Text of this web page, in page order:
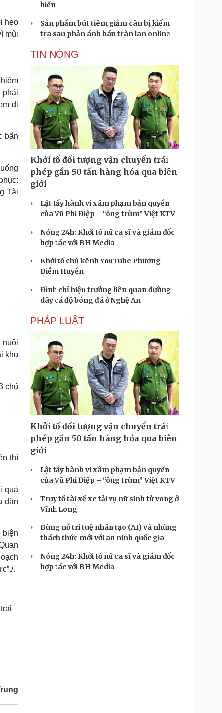
heo
mùi
phải
đi
bẩn
Tài
nuôi
khu
chủ
thì
quá
dân
biện
.
hiến
Sản phẩm bút tiêm giảm cân bị kiểm
tra sau phản ánh bán tràn lan online
TIN NÓNG
Khởi tố đối tượng vận chuyển trái
phép gần 50 tấn hàng hóa qua biên
giới
Lật tẩy hành vi xâm phạm bản quyền
của Vũ Phi Điệp – “ông trùm” Việt KTV
Nóng 24h: Khởi tố nữ ca sĩ và giám đốc
hợp tác với BH Media
Khởi tố chủ kênh YouTube Phương
Diễm Huyền
Đình chỉ hiệu trưởng liên quan đường
dây cá độ bóng đá ở Nghệ An
PHÁP LUẬT
Khởi tố đối tượng vận chuyển trái
phép gần 50 tấn hàng hóa qua biên
giới
Lật tẩy hành vi xâm phạm bản quyền
của Vũ Phi Điệp – “ông trùm” Việt KTV
Truy tố tài xế xe tải vụ nữ sinh tử vong ở
Vĩnh Long
Bùng nổ trí tuệ nhân tạo (AI) và những
thách thức mới với an ninh quốc gia
Nóng 24h: Khởi tố nữ ca sĩ và giám đốc
hợp tác với BH Media